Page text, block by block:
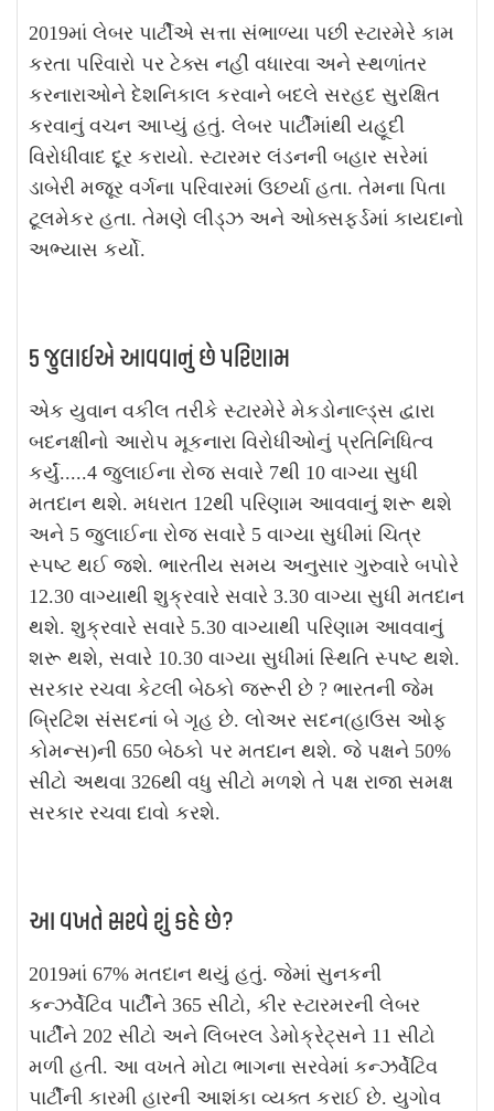
2019માં લેબર પાર્ટીએ સત્તા સંભાળ્યા પછી સ્ટારમેરે કામ
કરતા પરિવારો પર ટેક્સ નહીં વધારવા અને સ્થળાંતર
કરનારાઓને દેશનિકાલ કરવાને બદલે સરહદ સુરક્ષિત
કરવાનું વચન આપ્યું હતું. લેબર પાર્ટીમાંથી યહૂદી
વિરોધીવાદ દૂર કરાયો. સ્ટારમર લંડનની બહાર સરેમાં
ડાબેરી મજૂર વર્ગના પરિવારમાં ઉછર્યા હતા. તેમના પિતા
ટૂલમેકર હતા. તેમણે લીડ્ઝ અને ઓક્સફર્ડમાં કાયદાનો
અભ્યાસ કર્યો.
5 જુલાઈએ આવવાનું છે પરિણામ
એક યુવાન વકીલ તરીકે સ્ટારમેરે મેકડોનાલ્ડ્સ દ્વારા
બદનક્ષીનો આરોપ મૂકનારા વિરોધીઓનું પ્રતિનિધિત્વ
કર્યું.....4 જુલાઈના રોજ સવારે 7થી 10 વાગ્યા સુધી
મતદાન થશે. મધરાત 12થી પરિણામ આવવાનું શરૂ થશે
અને 5 જુલાઈના રોજ સવારે 5 વાગ્યા સુધીમાં ચિત્ર
સ્પષ્ટ થઈ જશે. ભારતીય સમય અનુસાર ગુરુવારે બપોરે
12.30 વાગ્યાથી શુક્રવારે સવારે 3.30 વાગ્યા સુધી મતદાન
થશે. શુક્રવારે સવારે 5.30 વાગ્યાથી પરિણામ આવવાનું
શરૂ થશે, સવારે 10.30 વાગ્યા સુધીમાં સ્થિતિ સ્પષ્ટ થશે.
સરકાર રચવા કેટલી બેઠકો જરૂરી છે ? ભારતની જેમ
બ્રિટિશ સંસદનાં બે ગૃહ છે. લોઅર સદન(હાઉસ ઓફ
કોમન્સ)ની 650 બેઠકો પર મતદાન થશે. જે પક્ષને 50%
સીટો અથવા 326થી વધુ સીટો મળશે તે પક્ષ રાજા સમક્ષ
સરકાર રચવા દાવો કરશે.
આ વખતે સરવે શું કહે છે?
2019માં 67% મતદાન થયું હતું. જેમાં સુનકની
કન્ઝર્વેટિવ પાર્ટીને 365 સીટો, કીર સ્ટારમરની લેબર
પાર્ટીને 202 સીટો અને લિબરલ ડેમોક્રેટ્સને 11 સીટો
મળી હતી. આ વખતે મોટા ભાગના સરવેમાં કન્ઝર્વેટિવ
પાર્ટીની કારમી હારની આશંકા વ્યક્ત કરાઈ છે. યુગોવ